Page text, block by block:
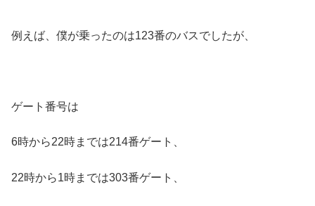
例えば、僕が乗ったのは123番のバスでしたが、
ゲート番号は
6時から22時までは214番ゲート、
22時から1時までは303番ゲート、